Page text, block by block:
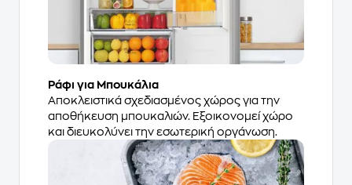
Ράφι για Μπουκάλια
Αποκλειστικά σχεδιασμένος χώρος για την
αποθήκευση μπουκαλιών. Εξοικονομεί χώρο
και διευκολύνει την εσωτερική οργάνωση.